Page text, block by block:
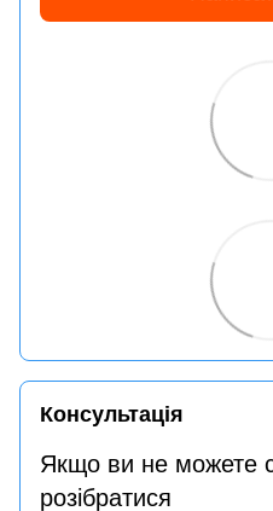
Консультація
Якщо ви не можете
розібратися